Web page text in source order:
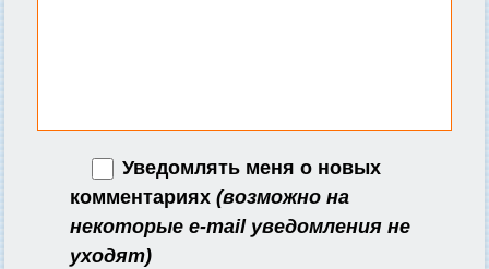
Уведомлять меня о новых
комментариях (возможно на
некоторые e-mail уведомления не
уходят)